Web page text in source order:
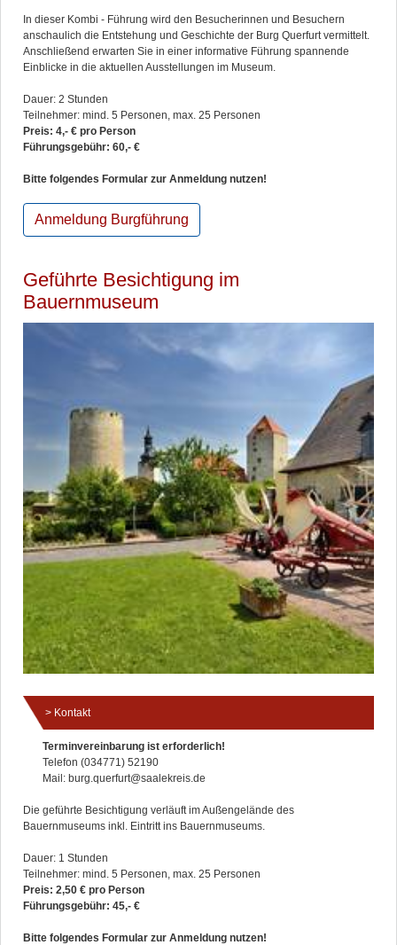
In dieser Kombi - Führung wird den Besucherinnen und Besuchern
anschaulich die Entstehung und Geschichte der Burg Querfurt vermittelt.
Anschließend erwarten Sie in einer informative Führung spannende
Einblicke in die aktuellen Ausstellungen im Museum.
Dauer: 2 Stunden
Teilnehmer: mind. 5 Personen, max. 25 Personen
Preis: 4,- € pro Person
Führungsgebühr: 60,- €
Bitte folgendes Formular zur Anmeldung nutzen!
Anmeldung Burgführung
Geführte Besichtigung im
Bauernmuseum
Kontakt
Terminvereinbarung ist erforderlich!
Telefon (034771) 52190
Mail: burg.querfurt@saalekreis.de
Die geführte Besichtigung verläuft im Außengelände des
Bauernmuseums inkl. Eintritt ins Bauernmuseums.
Dauer: 1 Stunden
Teilnehmer: mind. 5 Personen, max. 25 Personen
Preis: 2,50 € pro Person
Führungsgebühr: 45,- €
Bitte folgendes Formular zur Anmeldung nutzen!